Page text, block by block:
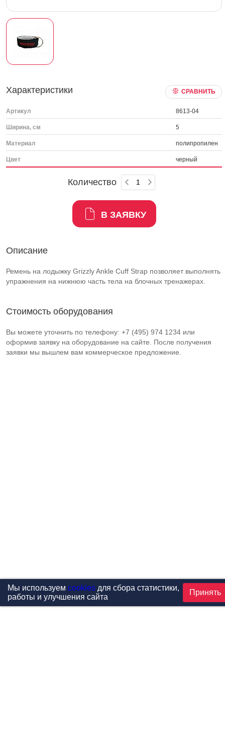
Характеристики СРАВНИТЬ
Артикул 8613-04
Ширина, см 5
Материал полипропилен
Цвет черный
Количество
В ЗАЯВКУ
Описание
Ремень на лодыжку Grizzly Ankle Cuff Strap позволяет выполнять
упражнения на нижнюю часть тела на блочных тренажерах.
Стоимость оборудования
Вы можете уточнить по телефону: +7 (495) 974 1234 или
оформив заявку на оборудование на сайте. После получения
заявки мы вышлем вам коммерческое предложение.
Мы используем cookiesдля сбора статистики,
работы и улучшения сайта
Принять